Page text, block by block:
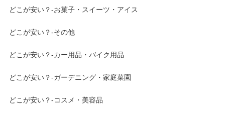
どこが安い？-お菓子・スイーツ・アイス
どこが安い？-その他
どこが安い？-カー用品・バイク用品
どこが安い？-ガーデニング・家庭菜園
どこが安い？-コスメ・美容品